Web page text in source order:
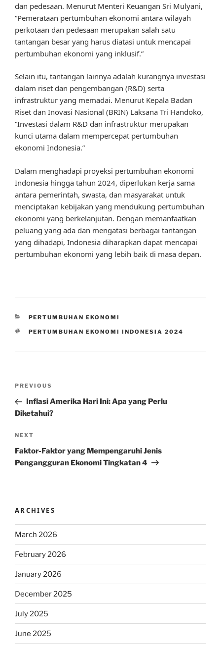
dan pedesaan. Menurut Menteri Keuangan Sri Mulyani,
“Pemerataan pertumbuhan ekonomi antara wilayah
perkotaan dan pedesaan merupakan salah satu
tantangan besar yang harus diatasi untuk mencapai
pertumbuhan ekonomi yang inklusif.”
Selain itu, tantangan lainnya adalah kurangnya investasi
dalam riset dan pengembangan (R&D) serta
infrastruktur yang memadai. Menurut Kepala Badan
Riset dan Inovasi Nasional (BRIN) Laksana Tri Handoko,
“Investasi dalam R&D dan infrastruktur merupakan
kunci utama dalam mempercepat pertumbuhan
ekonomi Indonesia.”
Dalam menghadapi proyeksi pertumbuhan ekonomi
Indonesia hingga tahun 2024, diperlukan kerja sama
antara pemerintah, swasta, dan masyarakat untuk
menciptakan kebijakan yang mendukung pertumbuhan
ekonomi yang berkelanjutan. Dengan memanfaatkan
peluang yang ada dan mengatasi berbagai tantangan
yang dihadapi, Indonesia diharapkan dapat mencapai
pertumbuhan ekonomi yang lebih baik di masa depan.
CATEGORIES
PERTUMBUHAN EKONOMI
TAGS
PERTUMBUHAN EKONOMI INDONESIA 2024
Previous
Post
PREVIOUS
Inflasi Amerika Hari Ini: Apa yang Perlu
Diketahui?
Next
Post
NEXT
Faktor-Faktor yang Mempengaruhi Jenis
Pengangguran Ekonomi Tingkatan 4
ARCHIVES
March 2026
February 2026
January 2026
December 2025
July 2025
June 2025